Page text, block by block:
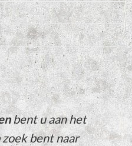
bent u aan het
bent naar